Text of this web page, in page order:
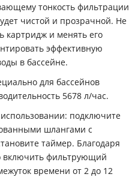
тонкость фильтрации
чистой и прозрачной. Не
картридж и менять его
эффективную
в бассейне.
для бассейнов
5678 л/час.
подключите
шлангами с
таймер. Благодаря
включить фильтрующий
времени от 2 до 12